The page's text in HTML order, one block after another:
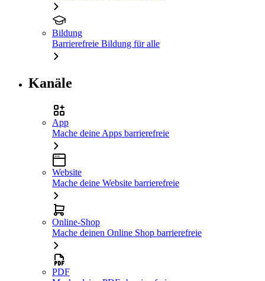
Bildung
Barrierefreie Bildung für alle
Kanäle
App
Mache deine Apps barrierefreie
Website
Mache deine Website barrierefreie
Online-Shop
Mache deinen Online Shop barrierefreie
PDF